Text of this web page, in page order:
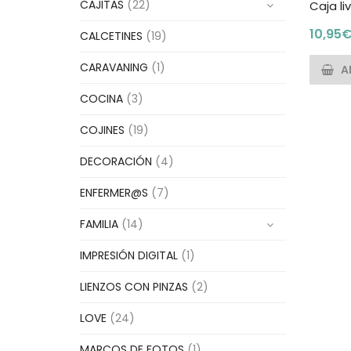
Caja
10,95€
CAJITAS (22)
CALCETINES (19)
CARAVANING (1)
COCINA (3)
COJINES (19)
DECORACIÓN (4)
ENFERMER@S (7)
FAMILIA (14)
IMPRESIÓN DIGITAL (1)
LIENZOS CON PINZAS (2)
LOVE (24)